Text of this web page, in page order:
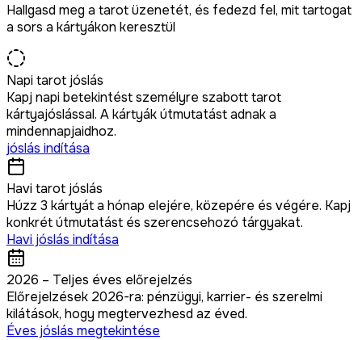
Hallgasd meg a tarot üzenetét, és fedezd fel, mit tartogat
a sors a kártyákon keresztül
Napi tarot jóslás
Kapj napi betekintést személyre szabott tarot
kártyajóslással. A kártyák útmutatást adnak a
mindennapjaidhoz.
jóslás indítása
Havi tarot jóslás
Húzz 3 kártyát a hónap elejére, közepére és végére. Kapj
konkrét útmutatást és szerencsehozó tárgyakat.
Havi jóslás indítása
2026 – Teljes éves előrejelzés
Előrejelzések 2026-ra: pénzügyi, karrier- és szerelmi
kilátások, hogy megtervezhesd az éved.
Éves jóslás megtekintése